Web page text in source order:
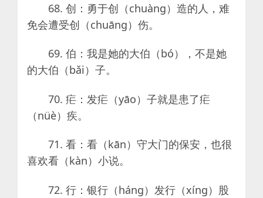
68. 创：勇于创（chuàng）造的人，难
免会遭受创（chuāng）伤。
69. 伯：我是她的大伯（bó），不是她
的大伯（bǎi）子。
70. 疟：发疟（yāo）子就是患了疟
（nüè）疾。
71. 看：看（kān）守大门的保安，也很
喜欢看（kàn）小说。
72. 行：银行（háng）发行（xíng）股